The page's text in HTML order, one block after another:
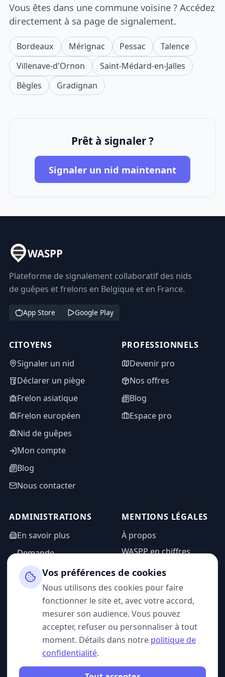
Vous êtes dans une commune voisine ? Accédez
directement à sa page de signalement.
Bordeaux Mérignac Pessac
Talence
Villenave-d'Ornon
Saint-Médard-en-Jalles
Bègles
Gradignan
Prêt à signaler ?
Signaler un nid maintenant
WASPP
Plateforme de signalement collaboratif des nids
de guêpes et frelons en Belgique et en France.
App Store Google Play
CITOYENS
Signaler un nid
Déclarer un piège
Frelon asiatique
Frelon européen
Nid de guêpes
Mon compte
Blog
Nous contacter
PROFESSIONNELS
Devenir pro
Nos offres
Blog
Espace pro
ADMINISTRATIONS
En savoir plus
Demande
d'information
Espace admin
MENTIONS LÉGALES
À propos
WASPP en chiffres
Mentions légales
Politique de
confidentialité
CGU
SUIVEZ-NOUS
Vos préférences de cookies
Nous utilisons des cookies pour faire
fonctionner le site et, avec votre accord,
mesurer son audience. Vous pouvez
accepter, refuser ou personnaliser à tout
moment. Détails dans notre politique de
confidentialité.